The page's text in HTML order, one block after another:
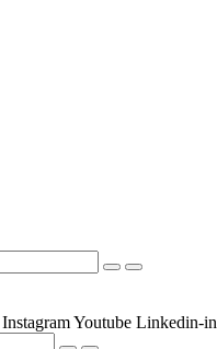
InstagramYoutube Linkedin-in